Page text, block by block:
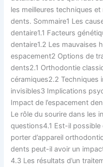
les meilleures techniques
dents. Sommaire1 Les
dentaire1.1 Facteurs
dentaire1.2 Les mauvaises
espacement2 Options de
dents2.1 Orthodontie
céramiques2.2 Techniques
invisibles3 Implications
Impact de l’espacement
Le rôle du sourire dans les
questions4.1 Est-il
porter d’appareil
dents peut-il avoir un
4.3 Les résultats d’un